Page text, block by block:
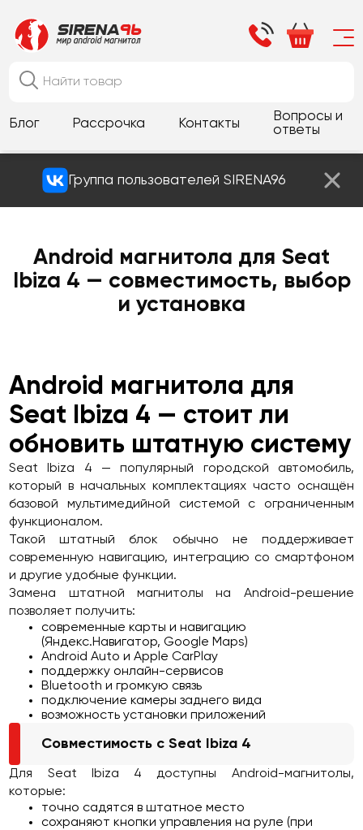
Блог Рассрочка Контакты
Вопросы и
ответы
Группа пользователей SIRENA96
Android магнитола для Seat
Ibiza 4 — совместимость, выбор
и установка
Android магнитола для
Seat Ibiza 4 — стоит ли
обновить штатную систему
Seat Ibiza 4 — популярный городской автомобиль,
который в начальных комплектациях часто оснащён
базовой мультимедийной системой с ограниченным
функционалом.
Такой штатный блок обычно не поддерживает
современную навигацию, интеграцию со смартфоном
и другие удобные функции.
Замена штатной магнитолы на Android-решение
позволяет получить:
современные карты и навигацию
(Яндекс.Навигатор, Google Maps)
Android Auto и Apple CarPlay
поддержку онлайн-сервисов
Bluetooth и громкую связь
подключение камеры заднего вида
возможность установки приложений
Совместимость с Seat Ibiza 4
Для Seat Ibiza 4 доступны Android-магнитолы,
которые:
точно садятся в штатное место
сохраняют кнопки управления на руле (при